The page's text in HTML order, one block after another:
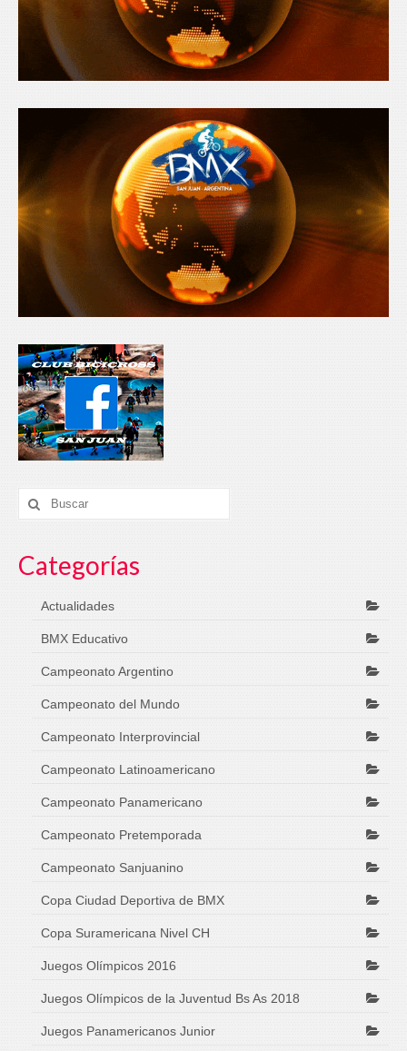
Categorías
Actualidades
BMX Educativo
Campeonato Argentino
Campeonato del Mundo
Campeonato Interprovincial
Campeonato Latinoamericano
Campeonato Panamericano
Campeonato Pretemporada
Campeonato Sanjuanino
Copa Ciudad Deportiva de BMX
Copa Suramericana Nivel CH
Juegos Olímpicos 2016
Juegos Olímpicos de la Juventud Bs As 2018
Juegos Panamericanos Junior